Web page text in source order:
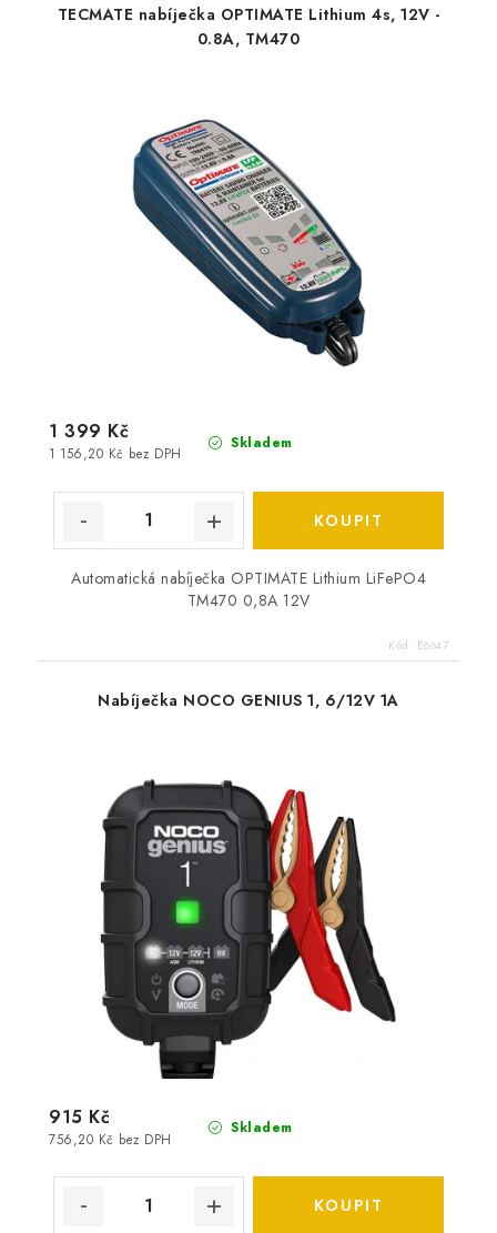
TECMATE nabíječka OPTIMATE Lithium 4s, 12V -
0.8A, TM470
Skladem
1 156,20 Kč bez DPH
1 399 Kč
Automatická nabíječka OPTIMATE Lithium LiFePO4
TM470 0,8A 12V
Kód: E6647
Nabíječka NOCO GENIUS 1, 6/12V 1A
Skladem
756,20 Kč bez DPH
915 Kč